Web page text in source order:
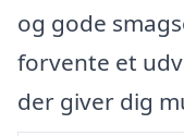
og gode
forvente et
der giver dig